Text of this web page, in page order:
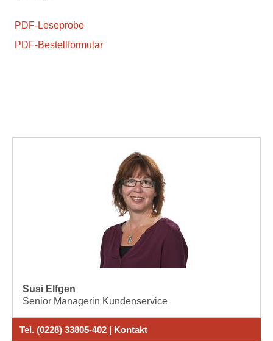
PDF-Leseprobe
PDF-Bestellformular
Susi Elfgen
Senior Managerin Kundenservice
Tel. (0228) 33805-402 | Kontakt